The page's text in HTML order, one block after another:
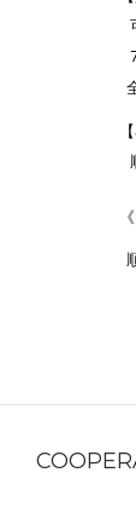
可利用以
7-
全
【宅
順豐
《國
順豐